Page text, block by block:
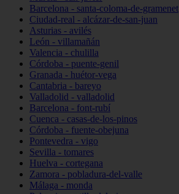
Barcelona - santa-coloma-de-gramenet
Ciudad-real - alcázar-de-san-juan
Asturias - avilés
León - villamañán
Valencia - chulilla
Córdoba - puente-genil
Granada - huétor-vega
Cantabria - bareyo
Valladolid - valladolid
Barcelona - font-rubí
Cuenca - casas-de-los-pinos
Córdoba - fuente-obejuna
Pontevedra - vigo
Sevilla - tomares
Huelva - cortegana
Zamora - pobladura-del-valle
Málaga - monda